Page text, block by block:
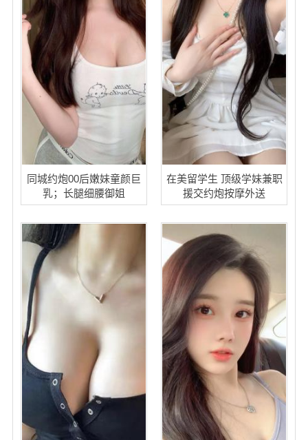
同城约炮00后嫩妹童颜巨
乳；长腿细腰御姐
在美留学生 顶级学妹兼职
援交约炮按摩外送